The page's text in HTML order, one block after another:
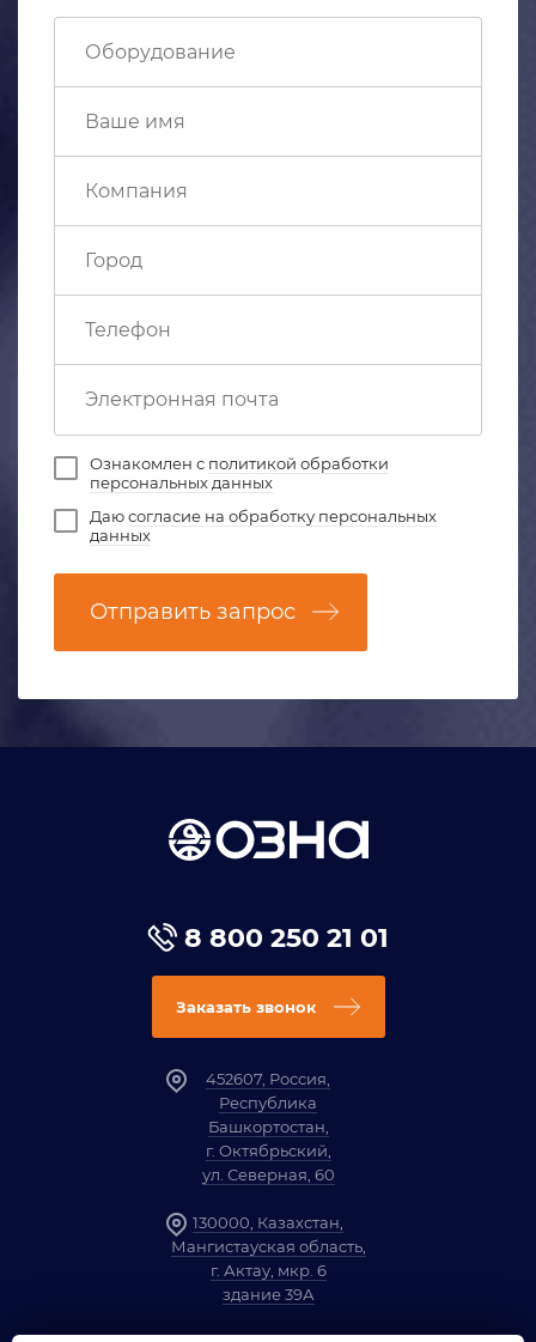
Ознакомлен с политикой обработки
персональных данных
Даюсогласие на обработку персональных
данных
Отправить запрос
8 800 250 21 01
Заказать звонок
452607, Россия,
Республика
Башкортостан,
г. Октябрьский,
ул. Северная, 60
130000, Казахстан,
Мангистауская область,
г. Актау, мкр. 6
здание 39А